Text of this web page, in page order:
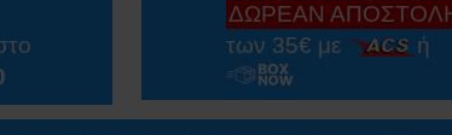
ΔΩΡΕΑΝ
των 35€ με
ή